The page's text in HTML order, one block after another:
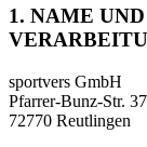
1. NAME
sportvers GmbH
Pfarrer-Bunz-Str. 37
72770 Reutlingen